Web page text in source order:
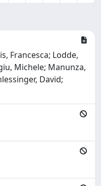
Francesca; Lodde,
Michele; Manunza,
David;